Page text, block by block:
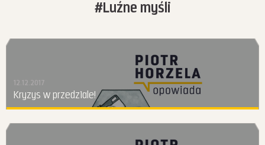
#Luźne myśli
12.12.2017
Kryzys w przedziale!
Video
Pokazy
Terminarz
Mikroblog
Wyprawy